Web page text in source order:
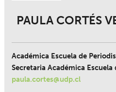
PAULA CORTÉS
Académica Escuela de
Secretaria Académica Escuela
paula.cortes@udp.cl